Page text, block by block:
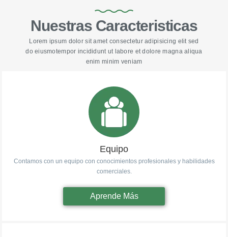
Nuestras Caracteristicas
Lorem ipsum dolor sit amet consectetur adipisicing elit sed
do eiusmotempor incididunt ut labore et dolore magna aliqua
enim minim veniam
Equipo
Contamos con un equipo con conocimientos profesionales y habilidades
comerciales.
Aprende Más